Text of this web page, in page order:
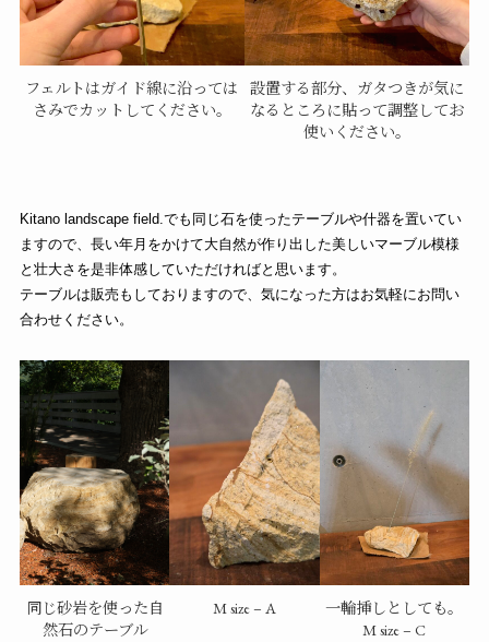
フェルトはガイド線に沿っては
さみでカットしてください。
設置する部分、ガタつきが気に
なるところに貼って調整してお
使いください。
Kitano landscape field.でも同じ石を使ったテーブルや什器を置いてい
ますので、長い年月をかけて大自然が作り出した美しいマーブル模様
と壮大さを是非体感していただければと思います。
テーブルは販売もしておりますので、気になった方はお気軽にお問い
合わせください。
同じ砂岩を使った自
然石のテーブル
M size – A
一輪挿しとしても。
M size – C